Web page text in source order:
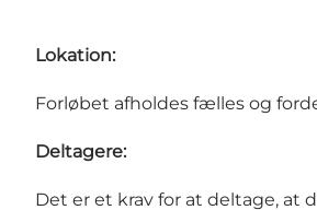
Lokation:
Forløbet afholdes fælles og
Deltagere:
Det er et krav for at deltage, at